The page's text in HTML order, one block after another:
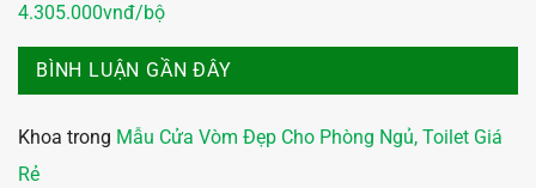
4.305.000vnđ/bộ
BÌNH LUẬN GẦN ĐÂY
Khoa trong Mẫu Cửa Vòm Đẹp Cho Phòng Ngủ, Toilet Giá
Rẻ